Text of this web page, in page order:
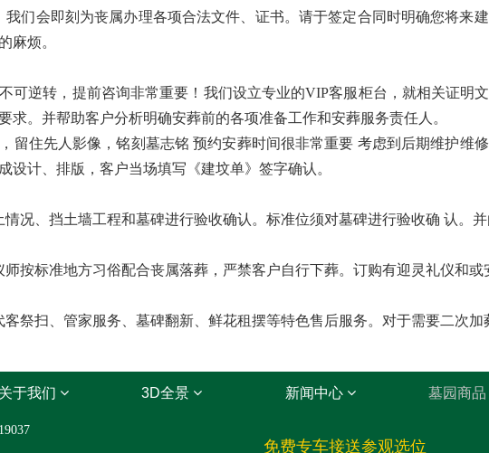
们会即刻为丧属办理各项合法文件、证书。请于签定合同时明确您将来
麻烦。
逆转，提前咨询非常重要！我们设立专业的VIP客服柜台，就相关证明
求。并帮助客户分析明确安葬前的各项准备工作和安葬服务责任人。
住先人影像，铭刻墓志铭 预约安葬时间很非常重要 考虑到后期维护维
设计、排版，客户当场填写《建坟单》签字确认。
况、挡土墙工程和墓碑进行验收确认。标准位须对墓碑进行验收确 认。并
按标准地方习俗配合丧属落葬，严禁客户自行下葬。订购有迎灵礼仪和或
祭扫、管家服务、墓碑翻新、鲜花租摆等特色售后服务。对于需要二次加
关于我们 3D全景 新闻中心 墓园商品
免费专车接送参观选位